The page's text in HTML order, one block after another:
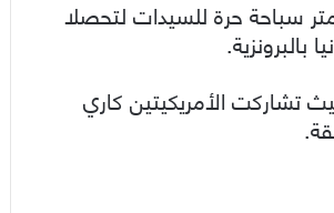
السباحتان الرقم الأولمبي وسجلتا رقما جديد في سباق 100 متر سباحة حرة للسيدات لتحصلا
هذه الحادثة حصلت سابقا في أولمبياد لوس أنجلوس 1984 حيث تشاركت الأمريكيتين كاري